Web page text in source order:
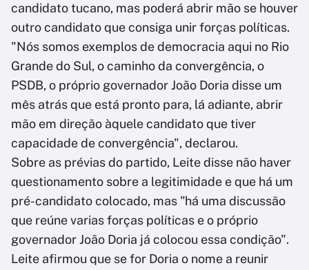
candidato tucano, mas poderá abrir mão se houver
outro candidato que consiga unir forças políticas.
"Nós somos exemplos de democracia aqui no Rio
Grande do Sul, o caminho da convergência, o
PSDB, o próprio governador João Doria disse um
mês atrás que está pronto para, lá adiante, abrir
mão em direção àquele candidato que tiver
capacidade de convergência", declarou.
Sobre as prévias do partido, Leite disse não haver
questionamento sobre a legitimidade e que há um
pré-candidato colocado, mas "há uma discussão
que reúne varias forças políticas e o próprio
governador João Doria já colocou essa condição".
Leite afirmou que se for Doria o nome a reunir